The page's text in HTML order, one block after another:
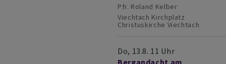
Pfr. Roland Kelber
Viechtach Kirchplatz
Christuskirche Viechtach
Do, 13.8. 11 Uhr